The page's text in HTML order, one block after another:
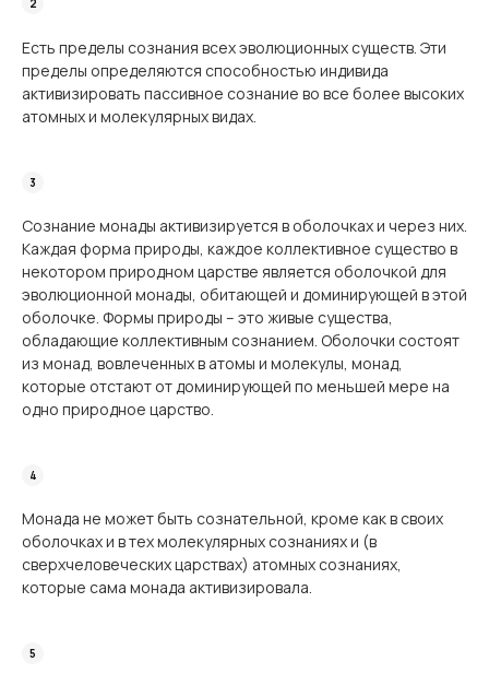
Есть пределы сознания всех эволюционных существ. Эти
пределы определяются способностью индивида
активизировать пассивное сознание во все более высоких
атомных и молекулярных видах.
Сознание монады активизируется в оболочках и через них.
Каждая форма природы, каждое коллективное существо в
некотором природном царстве является оболочкой для
эволюционной монады, обитающей и доминирующей в этой
оболочке. Формы природы – это живые существа,
обладающие коллективным сознанием. Оболочки состоят
из монад, вовлеченных в атомы и молекулы, монад,
которые отстают от доминирующей по меньшей мере на
одно природное царство.
Монада не может быть сознательной, кроме как в своих
оболочках и в тех молекулярных сознаниях и (в
сверхчеловеческих царствах) атомных сознаниях,
которые сама монада активизировала.